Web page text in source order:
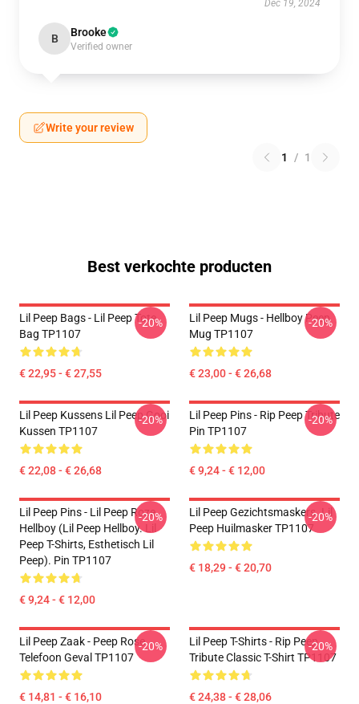
Dec 19, 2024
B Brooke
Verified owner
Write your review
1 / 1
Best verkochte producten
Lil Peep Bags - Lil Peep Tote
Bag TP1107
€ 22,95 - € 27,55
-20%
Lil Peep Mugs - Hellboy Peep
Mug TP1107
€ 23,00 - € 26,68
-20%
Lil Peep Kussens Lil Peep Gooi
Kussen TP1107
€ 22,08 - € 26,68
-20%
Lil Peep Pins - Rip Peep Tribute
Pin TP1107
€ 9,24 - € 12,00
-20%
Lil Peep Pins - Lil Peep Roze
Hellboy (Lil Peep Hellboy. Lil
Peep T-Shirts, Esthetisch Lil
Peep). Pin TP1107
€ 9,24 - € 12,00
-20%
Lil Peep Gezichtsmaskers. Lil
Peep Huilmasker TP1107
€ 18,29 - € 20,70
-20%
Lil Peep Zaak - Peep Rose
Telefoon Geval TP1107
€ 14,81 - € 16,10
-20%
Lil Peep T-Shirts - Rip Peep
Tribute Classic T-Shirt TP1107
€ 24,38 - € 28,06
-20%